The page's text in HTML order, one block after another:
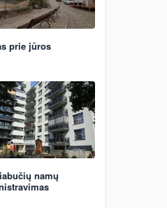
prie jūros
namų